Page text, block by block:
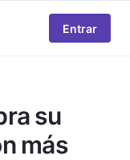
Entrar
su
más